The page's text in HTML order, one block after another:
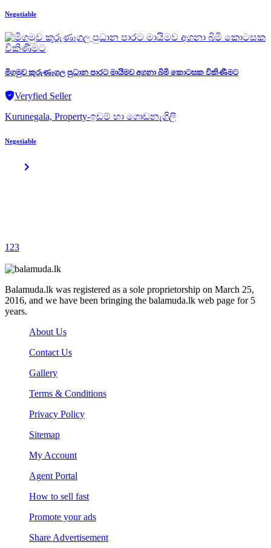
Negotiable
මිගමුව කුරුණෑගල පුධාන පාරට මායිමව අගනා බිමි කොටසක විකිණීමට
Veryfied Seller
Kurunegala, Property-ඉඩම් හා ගොඩනැගිලි
Negotiable
1 23
Balamuda.lk was registered as a sole proprietorship on March 25,
2016, and we have been bringing the balamuda.lk web page for 5
years.
About Us
Contact Us
Gallery
Terms & Conditions
Privacy Policy
Sitemap
My Account
Agent Portal
How to sell fast
Promote your ads
Share Advertisement